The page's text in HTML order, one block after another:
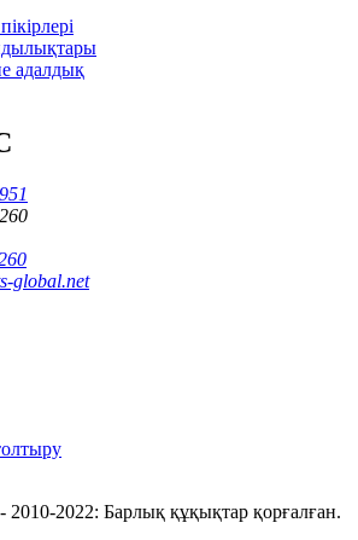
адалдық
global.net
2022: Барлық құқықтар қорғалған.